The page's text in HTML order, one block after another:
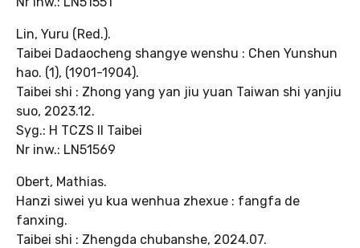
Lin, Yuru (Red.).
Taibei Dadaocheng shangye wenshu : Chen Yunshun
hao. (1), (1901-1904).
Taibei shi : Zhong yang yan jiu yuan Taiwan shi yanjiu
suo, 2023.12.
Syg.: H TCZS II Taibei
Nr inw.: LN51569
Obert, Mathias.
Hanzi siwei yu kua wenhua zhexue : fangfa de
fanxing.
Taibei shi : Zhengda chubanshe, 2024.07.